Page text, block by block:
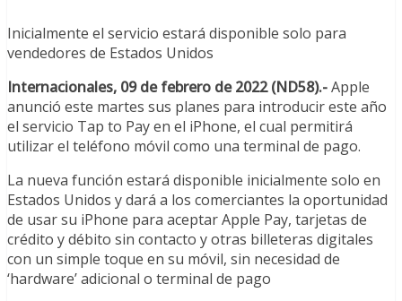
Inicialmente el servicio estará disponible solo para
vendedores de Estados Unidos
Internacionales, 09 de febrero de 2022 (ND58).-Apple
anunció este martes sus planes para introducir este año
el servicio Tap to Pay en el iPhone, el cual permitirá
utilizar el teléfono móvil como una terminal de pago.
La nueva función estará disponible inicialmente solo en
Estados Unidos y dará a los comerciantes la oportunidad
de usar su iPhone para aceptar Apple Pay, tarjetas de
crédito y débito sin contacto y otras billeteras digitales
con un simple toque en su móvil, sin necesidad de
‘hardware’ adicional o terminal de pago